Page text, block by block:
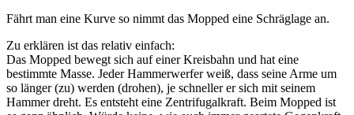
Fährt man eine Kurve so nimmt das Mopped eine Schräglage an.
Zu erklären ist das relativ einfach:
Das Mopped bewegt sich auf einer Kreisbahn und hat eine
bestimmte Masse. Jeder Hammerwerfer weiß, dass seine Arme um
so länger (zu) werden (drohen), je schneller er sich mit seinem
Hammer dreht. Es entsteht eine Zentrifugalkraft. Beim Mopped ist